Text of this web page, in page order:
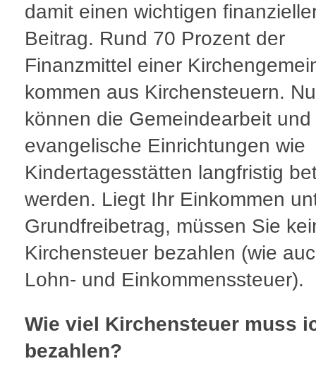
damit einen wichtigen
Beitrag. Rund 70 Prozent der
Finanzmittel einer
kommen aus Kirchensteuern.
können die Gemeindearbeit und
evangelische Einrichtungen wie
Kindertagesstätten langfristig
werden. Liegt Ihr Einkommen
Grundfreibetrag, müssen Sie
Kirchensteuer bezahlen (wie
Lohn- und Einkommenssteuer).
Wie viel Kirchensteuer muss
bezahlen?